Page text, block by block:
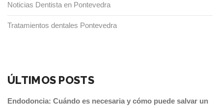
Noticias Dentista en Pontevedra
Tratamientos dentales Pontevedra
ÚLTIMOS POSTS
Endodoncia: Cuándo es necesaria y cómo puede salvar un